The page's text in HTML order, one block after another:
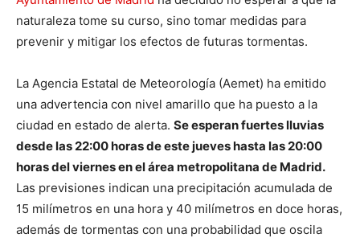
naturaleza tome su curso, sino tomar medidas para
prevenir y mitigar los efectos de futuras tormentas.
La Agencia Estatal de Meteorología (Aemet) ha emitido
una advertencia con nivel amarillo que ha puesto a la
ciudad en estado de alerta. Se esperan fuertes lluvias
desde las 22:00 horas de este jueves hasta las 20:00
horas del viernes en el área metropolitana de Madrid.
Las previsiones indican una precipitación acumulada de
15 milímetros en una hora y 40 milímetros en doce horas,
además de tormentas con una probabilidad que oscila